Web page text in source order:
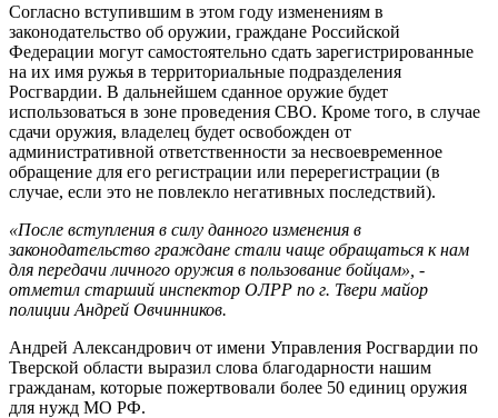
Согласно вступившим в этом году изменениям в
законодательство об оружии, граждане Российской
Федерации могут самостоятельно сдать зарегистрированные
на их имя ружья в территориальные подразделения
Росгвардии. В дальнейшем сданное оружие будет
использоваться в зоне проведения СВО. Кроме того, в случае
сдачи оружия, владелец будет освобожден от
административной ответственности за несвоевременное
обращение для его регистрации или перерегистрации (в
случае, если это не повлекло негативных последствий).
«После вступления в силу данного изменения в
законодательство граждане стали чаще обращаться к нам
для передачи личного оружия в пользование бойцам», -
отметил старший инспектор ОЛРР по г. Твери майор
полиции Андрей Овчинников.
Андрей Александрович от имени Управления Росгвардии по
Тверской области выразил слова благодарности нашим
гражданам, которые пожертвовали более 50 единиц оружия
для нужд МО РФ.